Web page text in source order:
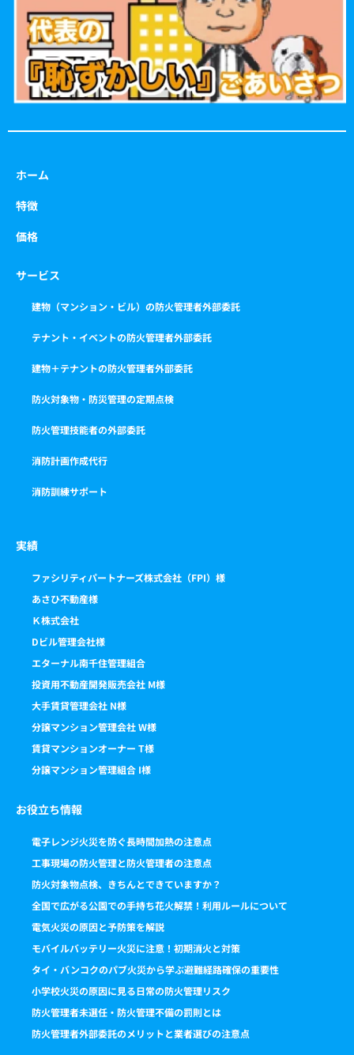
k a
m
ホーム
特徴
価格
サービス
建物（マンション・ビル）の防火管理者外部委託
テナント・イベントの防火管理者外部委託
建物＋テナントの防火管理者外部委託
防火対象物・防災管理の定期点検
防火管理技能者の外部委託
消防計画作成代行
消防訓練サポート
実績
ファシリティパートナーズ株式会社（FPI）様
あさひ不動産様
Ｋ株式会社
Dビル管理会社様
エターナル南千住管理組合
投資用不動産開発販売会社 M様
大手賃貸管理会社 N様
分譲マンション管理会社 W様
賃貸マンションオーナー T様
分譲マンション管理組合 I様
お役立ち情報
電子レンジ火災を防ぐ長時間加熱の注意点
工事現場の防火管理と防火管理者の注意点
防火対象物点検、きちんとできていますか？
全国で広がる公園での手持ち花火解禁！利用ルールについて
電気火災の原因と予防策を解説
モバイルバッテリー火災に注意！初期消火と対策
タイ・バンコクのパブ火災から学ぶ避難経路確保の重要性
小学校火災の原因に見る日常の防火管理リスク
防火管理者未選任・防火管理不備の罰則とは
防火管理者外部委託のメリットと業者選びの注意点